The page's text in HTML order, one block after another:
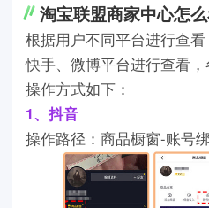
淘宝联盟商家中心怎
根据用户不同平台进行查看
快手、微博平台进行查看
操作方式如下：
1、抖音
操作路径：商品橱窗-账号